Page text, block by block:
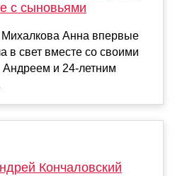
с сыновьями
Анна впервые
в свет вместе со своими
и 24-летним
Кончаловский